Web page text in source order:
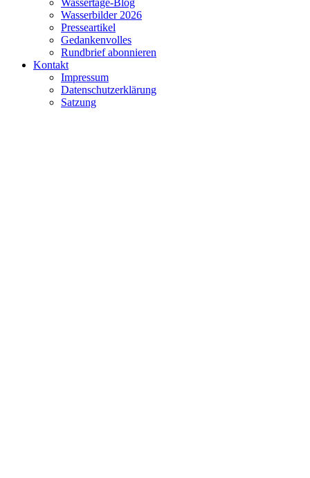
Wassertage-Blog
Wasserbilder 2026
Presseartikel
Gedankenvolles
Rundbrief abonnieren
Kontakt
Impressum
Datenschutzerklärung
Satzung